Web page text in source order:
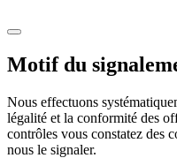
Motif du
Nous effectuons
légalité et la conformité des
contrôles vous constatez des
nous le signaler.